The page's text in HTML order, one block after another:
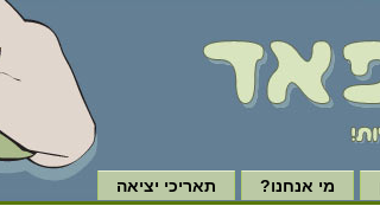
מי אנחנו? תאריכי יציאה